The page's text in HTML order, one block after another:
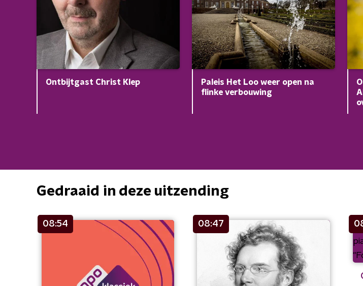
Ontbijtgast Christ Klep
Paleis Het Loo weer open na
flinke verbouwing
Gedraaid in deze uitzending
08:54 08:47